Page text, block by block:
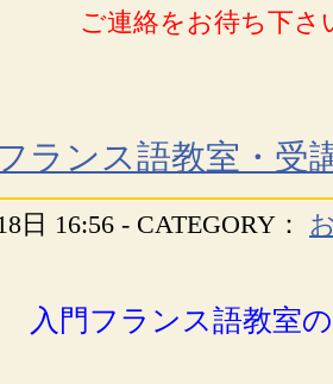
ご連絡をお待ち下さ
ランス語教室・受
日 16:56 - CATEGORY：
入門フランス語教室